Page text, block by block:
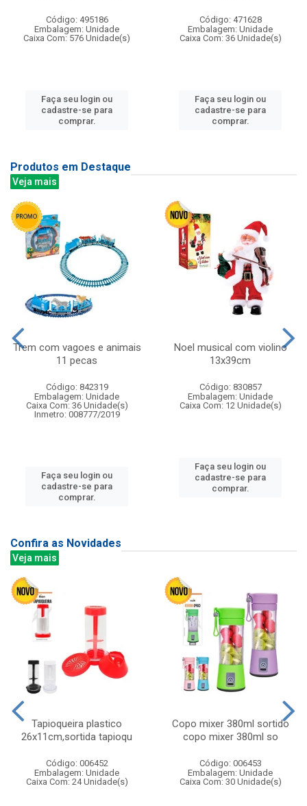
Código: 495186
Embalagem: Unidade
Caixa Com: 576 Unidade(s)
Faça seu login ou
cadastre-se para
comprar.
Código: 471628
Embalagem: Unidade
Caixa Com: 36 Unidade(s)
Faça seu login ou
cadastre-se para
comprar.
Produtos em Destaque
Veja mais
Trem com vagoes e animais
11 pecas
Código: 842319
Embalagem: Unidade
Caixa Com: 36 Unidade(s)
Inmetro: 008777/2019
Faça seu login ou
cadastre-se para
comprar.
Noel musical com violino
13x39cm
Código: 830857
Embalagem: Unidade
Caixa Com: 12 Unidade(s)
Faça seu login ou
cadastre-se para
comprar.
Confira as Novidades
Veja mais
Tapioqueira plastico
26x11cm,sortida tapioqu
Código: 006452
Embalagem: Unidade
Caixa Com: 24 Unidade(s)
Copo mixer 380ml sortido
copo mixer 380ml so
Código: 006453
Embalagem: Unidade
Caixa Com: 30 Unidade(s)